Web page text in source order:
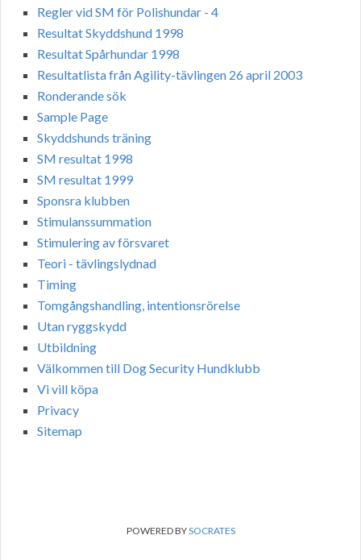
Regler vid SM för Polishundar - 4
Resultat Skyddshund 1998
Resultat Spårhundar 1998
Resultatlista från Agility-tävlingen 26 april 2003
Ronderande sök
Sample Page
Skyddshunds träning
SM resultat 1998
SM resultat 1999
Sponsra klubben
Stimulanssummation
Stimulering av försvaret
Teori - tävlingslydnad
Timing
Tomgångshandling, intentionsrörelse
Utan ryggskydd
Utbildning
Välkommen till Dog Security Hundklubb
Vi vill köpa
Privacy
Sitemap
POWERED BYSOCRATES